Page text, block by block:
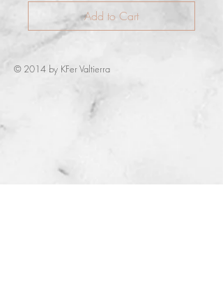
Add to Cart
© 2014 by KFer Valtierra